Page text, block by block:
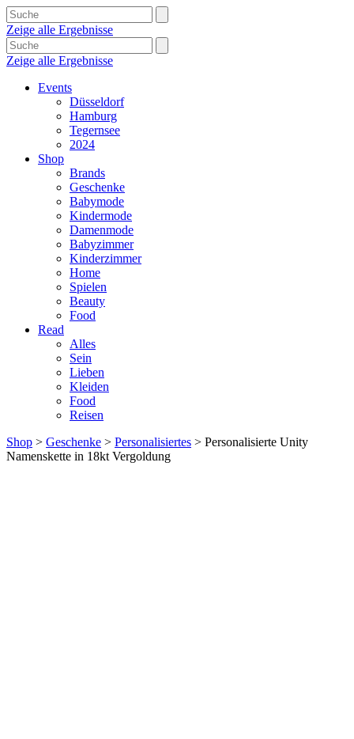
Zeige alle Ergebnisse
Zeige alle Ergebnisse
Events
Düsseldorf
Hamburg
Tegernsee
2024
Shop
Brands
Geschenke
Babymode
Kindermode
Damenmode
Babyzimmer
Kinderzimmer
Home
Spielen
Beauty
Food
Read
Alles
Sein
Lieben
Kleiden
Food
Reisen
Shop > Geschenke > Personalisiertes > Personalisierte Unity
Namenskette in 18kt Vergoldung